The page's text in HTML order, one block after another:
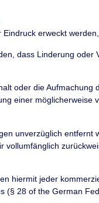
erweckt
dass Linderung
oder die
einer
unverzüglich
hiermit jeder
28 of the German